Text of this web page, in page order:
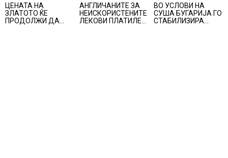
ЦЕНАТА НА
ЗЛАТОТО ЌЕ
ПРОДОЛЖИ ДА
АНГЛИЧАНИТЕ ЗА
НЕИСКОРИСТЕНИТЕ
ЛЕКОВИ ПЛАТИЛЕ
ВО УСЛОВИ НА
СУША БУГАРИЈА ГО
СТАБИЛИЗИРА